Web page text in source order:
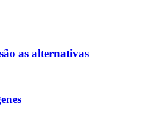
as alternativas